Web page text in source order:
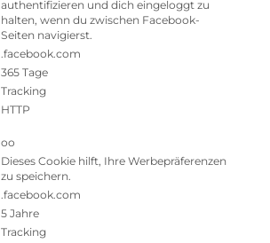
authentifizieren und dich eingeloggt zu
halten, wenn du zwischen Facebook-
Seiten navigierst.
.facebook.com
365 Tage
Tracking
HTTP
oo
Dieses Cookie hilft, Ihre Werbepräferenzen
zu speichern.
.facebook.com
5 Jahre
Tracking